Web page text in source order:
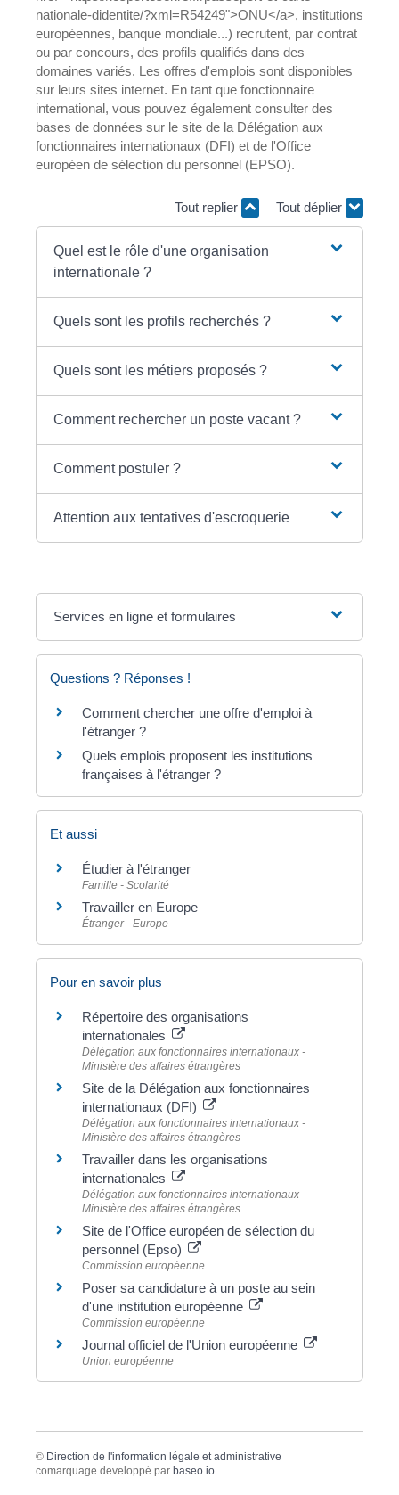
nationale-didentite/?xml=R54249">ONU</a>, institutions
européennes, banque mondiale...) recrutent, par contrat
ou par concours, des profils qualifiés dans des
domaines variés. Les offres d'emplois sont disponibles
sur leurs sites internet. En tant que fonctionnaire
international, vous pouvez également consulter des
bases de données sur le site de la Délégation aux
fonctionnaires internationaux (DFI) et de l'Office
européen de sélection du personnel (EPSO).
Tout replier Tout déplier
Quel est le rôle d'une organisation
internationale ?
Quels sont les profils recherchés ?
Quels sont les métiers proposés ?
Comment rechercher un poste vacant ?
Comment postuler ?
Attention aux tentatives d'escroquerie
Services en ligne et formulaires
Questions ? Réponses !
Comment chercher une offre d'emploi à
l'étranger ?
Quels emplois proposent les institutions
françaises à l'étranger ?
Et aussi
Étudier à l'étranger
Famille - Scolarité
Travailler en Europe
Étranger - Europe
Pour en savoir plus
Répertoire des organisations
internationales
Délégation aux fonctionnaires internationaux -
Ministère des affaires étrangères
Site de la Délégation aux fonctionnaires
internationaux (DFI)
Délégation aux fonctionnaires internationaux -
Ministère des affaires étrangères
Travailler dans les organisations
internationales
Délégation aux fonctionnaires internationaux -
Ministère des affaires étrangères
Site de l'Office européen de sélection du
personnel (Epso)
Commission européenne
Poser sa candidature à un poste au sein
d'une institution européenne
Commission européenne
Journal officiel de l'Union européenne
Union européenne
© Direction de l'information légale et administrative
comarquage developpé par baseo.io